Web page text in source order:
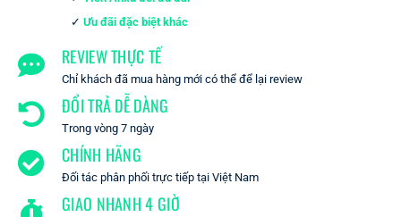
Ưu đãi đặc biệt khác
REVIEW THỰC TẾ
Chỉ khách đã mua hàng mới có thể để lại review
ĐỔI TRẢ DỄ DÀNG
Trong vòng 7 ngày
CHÍNH HÃNG
Đối tác phân phối trực tiếp tại Việt Nam
GIAO NHANH 4 GIỜ